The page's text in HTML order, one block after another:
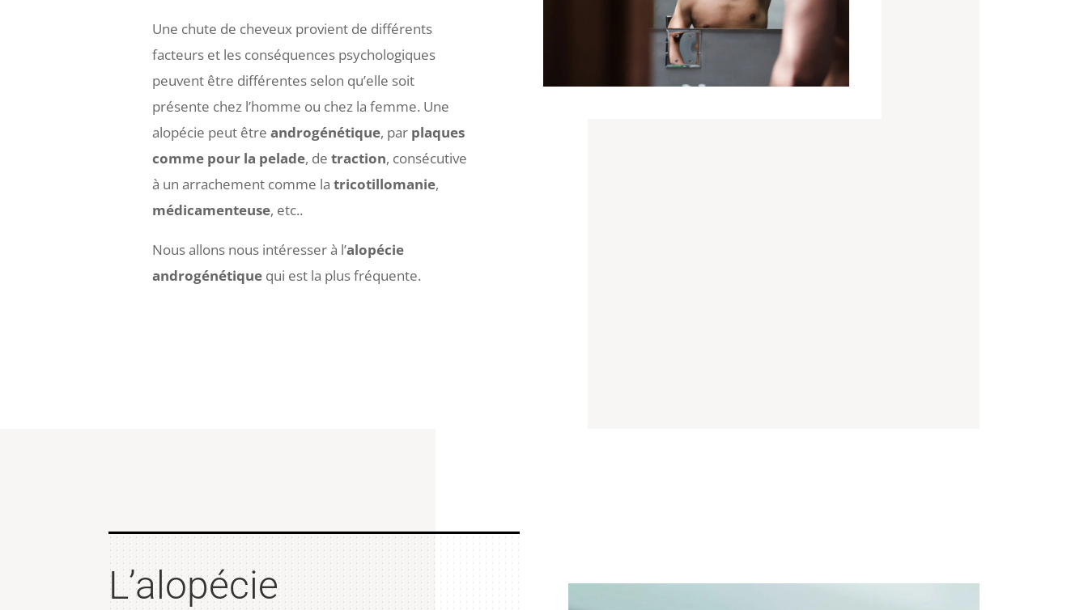
Une chute de cheveux provient de différents
facteurs et les conséquences psychologiques
peuvent être différentes selon qu’elle soit
présente chez l’homme ou chez la femme. Une
alopécie peut êtreandrogénétique, par plaques
comme pour la pelade, detraction, consécutive
à un arrachement comme latricotillomanie,
médicamenteuse, etc..
Nous allons nous intéresser à l’alopécie
androgénétique qui est la plus fréquente.
L’alopécie